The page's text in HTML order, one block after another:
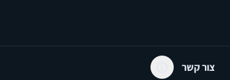
צור קשר